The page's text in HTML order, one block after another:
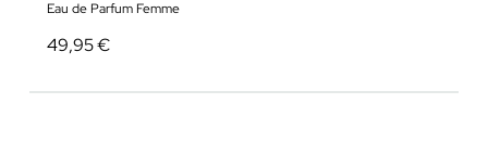
Eau de Parfum Femme
49,95 €